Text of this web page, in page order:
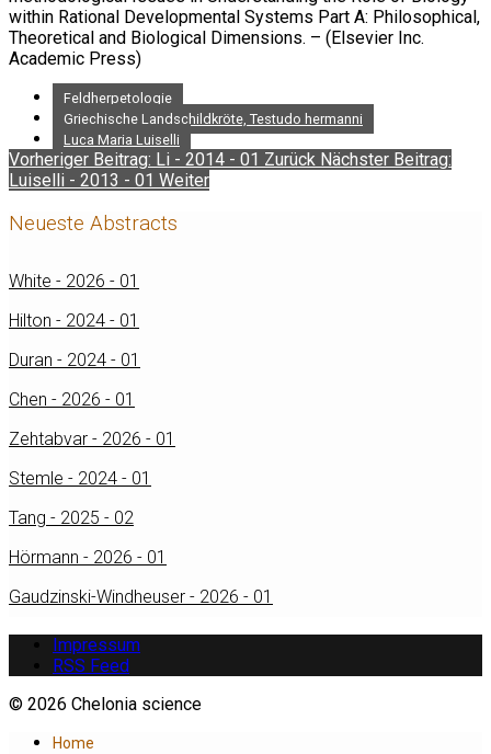
within Rational Developmental Systems Part A: Philosophical,
Theoretical and Biological Dimensions. – (Elsevier Inc.
Academic Press)
Feldherpetologie
Griechische Landschildkröte, Testudo hermanni
Luca Maria Luiselli
Vorheriger Beitrag: Li - 2014 - 01 Zurück Nächster Beitrag:
Luiselli - 2013 - 01 Weiter
Neueste Abstracts
White - 2026 - 01
Hilton - 2024 - 01
Duran - 2024 - 01
Chen - 2026 - 01
Zehtabvar - 2026 - 01
Stemle - 2024 - 01
Tang - 2025 - 02
Hörmann - 2026 - 01
Gaudzinski-Windheuser - 2026 - 01
Impressum
RSS Feed
© 2026 Chelonia science
Home